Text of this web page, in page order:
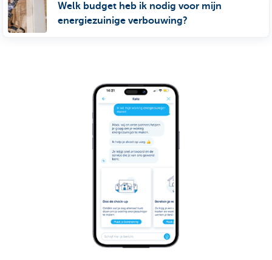
Welk budget heb ik nodig voor mijn
energiezuinige verbouwing?